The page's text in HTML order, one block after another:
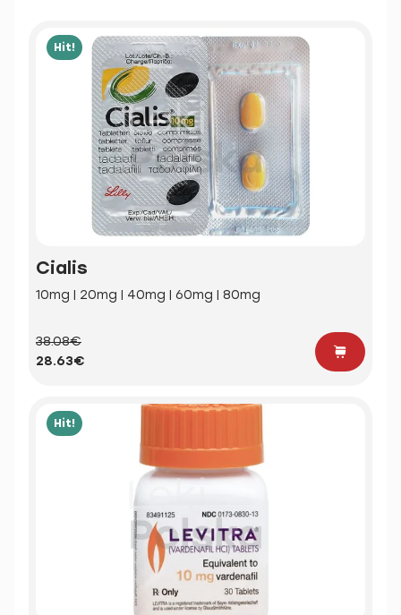
Hit!
Cialis
10mg | 20mg | 40mg | 60mg | 80mg
38.08€
28.63€
Hit!